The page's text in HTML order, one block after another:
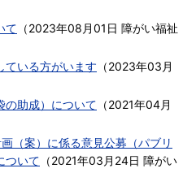
て （2023年08月01日 障がい福祉
ている方がいます （2023年03月
の助成）について （2021年04月
（案）に係る意見公募（パブリ
ついて （2021年03月24日 障がい